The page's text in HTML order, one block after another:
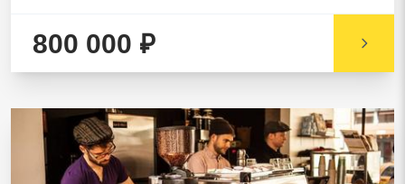
800 000 ₽